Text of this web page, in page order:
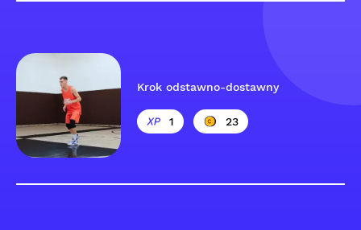
Krok odstawno-dostawny
1 23